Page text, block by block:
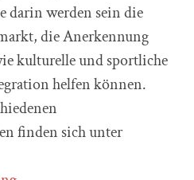
darin werden sein die
die Anerkennung
kulturelle und sportliche
helfen können.
finden sich unter